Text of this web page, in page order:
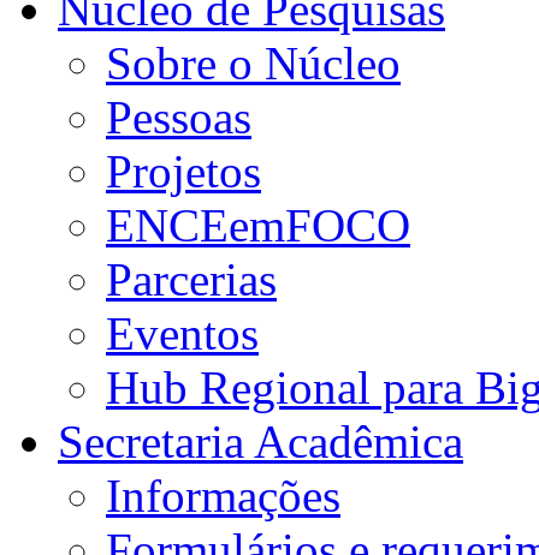
Sobre o Núcleo
Pessoas
Projetos
ENCEemFOCO
Parcerias
Eventos
Hub Regional para
Secretaria Acadêmica
Informações